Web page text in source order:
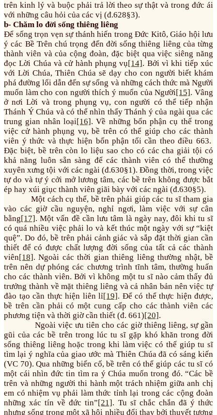
trên kinh lý và buộc phải trả lời theo sự thật và trong đức ái
với những câu hỏi của các vị (đ.628§3).
b- Chăm lo đời sống thiêng liêng
Để sống trọn vẹn sự thánh hiến trong Đức Kitô, Giáo hội lưu
ý các Bề Trên chú trọng đến đời sống thiêng liêng của từng
thành viên và của cộng đoàn, đặc biệt qua việc siêng năng
đọc Lời Chúa và cử hành phụng vụ[14] . Bởi vì khi tiếp xúc
với Lời Chúa, Thiên Chúa sẽ dạy cho con người biết khám
phá đường lối dẫn đến sự sống và những cách thức mà Người
muốn làm cho con người thích ý muốn của Người[15] . Vâng
ở nơi Lời và trong phụng vụ, con người có thể tiếp nhận
Thánh Ý Chúa và có thể nhìn thấy Thánh ý của ngài qua các
trung gian nhân loại[16] . Về những bổn phận cụ thể trong
việc cử hành phụng vụ, bề trên có thể giúp cho các thành
viên ý thức và thực hiện bổn phận tối cần theo điều 663.
Đặc biệt, bề trên còn lo liệu sao cho có các cha giải tội có
khả năng luôn sẵn sàng để các thành viên có thể thường
xuyên xưng tội với các ngài (đ.630§1). Đồng thời, trong việc
tự do và tự ý cởi mở lương tâm, các bề trên không được bắt
ép hay xúi giục thành viên giãi bày với các ngài (đ.630§5).
Một cách cụ thể, bề trên phải giúp các tu sĩ tham gia
vào các giờ cầu nguyện, nghỉ ngơi, làm việc với sự cân
bằng[17] . Một vấn đề cần lưu tâm là ngày nay, đôi khi tu sĩ
có quá nhiều việc phải lo và kết thúc một ngày với sự “kiệt
quệ”. Do đó, bề trên phải cảnh giác và sắp đặt thời gian cần
thiết để có được chất lượng đời sống của tất cả các thành
viên[18] . Ngoài các thời gian thiêng liêng thường nhật, bề
trên nên dự phóng các chương trình tĩnh tâm, thường huấn
cho các thành viên. Bởi vì không một tu sĩ nào cảm thấy đủ
trưởng thành về mặt thiêng liêng và cả nhân bản nên việc tự
đào tạo cần thực hiện liên lỉ[19] . Để có thể thực hiện được,
bề trên cần phải có một cung cấp cho các thành viên các
phương tiện và thời giờ cần thiết (đ. 661)[20] .
Ngoài việc ưu tiên cho các giờ thiêng liêng, sự gần
gũi của các bề trên trong lúc tu sĩ gặp khó khăn trong đời
sống thiêng liêng hoặc trong khi làm việc có thể giúp tu sĩ
tìm lại ý nghĩa của giao ước mà Thiên Chúa đã có sáng kiến
(VC 70). Qua những biến cố, bề trên có thể giúp các tu sĩ có
một cái nhìn đức tin tìm ra ý Chúa muốn trong đó. “Các bề
trên và những người thi hành một trách nhiệm giữa anh chị
em có nhiệm vụ phải làm thức tỉnh lại trong các cộng đoàn
những xác tín về đức tin”[21] . Tu sĩ chắc chắn đã ý thức
nhưng sống trong một xã hội nhiều đổi thay bởi thuyết tương